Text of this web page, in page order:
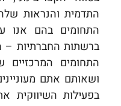
התדמית והנראות
התחומים בהם אנו
ברשתות החברתיות –
התחומים
ושאותם אתם
בפעילות